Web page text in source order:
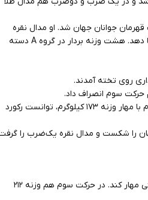
رکورد ۱۷۶ یک‌ضرب، ۲۰۵ دوضرب و مجموع ۳۸۱ کیلوگرم نایب قهرمان جوانان جهان شد. او مدال نقره
یک‌ضرب و دوضرب را هم گرفت و توانست رکورد یک‌ضرب نوجوانان جهان را پنج کیلوگرم ارتقا دهد. هشت وزنه بردار در گروه A دسته
روی تخته آمدند.
نعمتی در حرکت اول وزنه ۱۶۳ کیلوگرم را بالای سر برد و مدال خود را قطعی کرد. او در حرکت دوم با مهار وزنه ۱۷۳ کیلوگرم، توانست رکورد
نعمتی در حرکت اول، وزنه ۲۰۵ کیلوگرم را انداخت و در حرکت دوم توانست این وزنه را به سختی مهار کند. در حرکت سوم هم وزنه ۲۱۲